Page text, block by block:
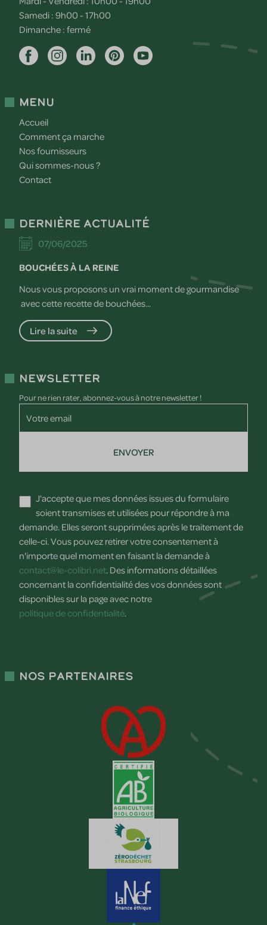
Samedi : 9h00 - 17h00
Dimanche : fermé
Menu
Accueil
Comment ça marche
Nos fournisseurs
Qui sommes-nous ?
Contact
Dernière actualité
07/06/2025
BOUCHÉES À LA REINE
Nous vous proposons un vrai moment de gourmandise
avec cette recette de bouchées...
Lire la suite
Newsletter
Pour ne rien rater, abonnez-vous à notre newsletter !
Votre email
ENVOYER
J'accepte que mes données issues du formulaire
soient transmises et utilisées pour répondre à ma
demande. Elles seront supprimées après le traitement de
celle-ci. Vous pouvez retirer votre consentement à
n'importe quel moment en faisant la demande à
contact@le-colibri.net. Des informations détaillées
concernant la confidentialité des vos données sont
disponibles sur la page avec notre
politique de confidentialité.
Nos partenaires